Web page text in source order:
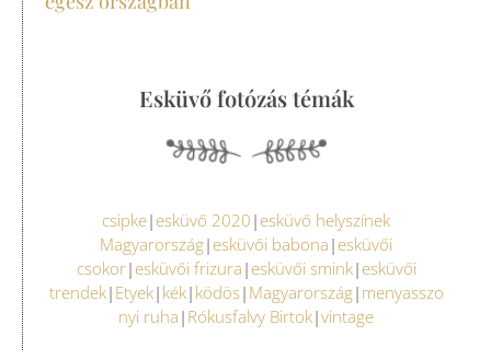
Esküvő fotózás témák
csipke| esküvő 2020 | esküvő helyszínek
Magyarország| esküvői babona | esküvői
csokor| esküvői frizura | esküvői smink| esküvői
trendek| Etyek| kék| ködös| Magyarország| menyasszo
nyi ruha | Rókusfalvy Birtok|vintage